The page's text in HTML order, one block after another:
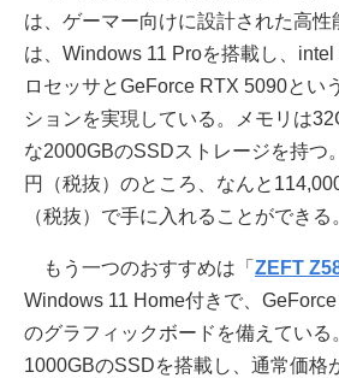
は、ゲーマー向けに設計された高
は、Windows 11 Proを搭載し、
ロセッサとGeForce RTX 5090とい
ションを実現している。メモリは
な2000GBのSSDストレージを持つ
円（税抜）のところ、なんと
（税抜）で手に入れることができる
もう一つのおすすめは「 ZEFT
Windows 11 Home付きで、
のグラフィックボードを備えている
1000GBのSSDを搭載し、通常価格